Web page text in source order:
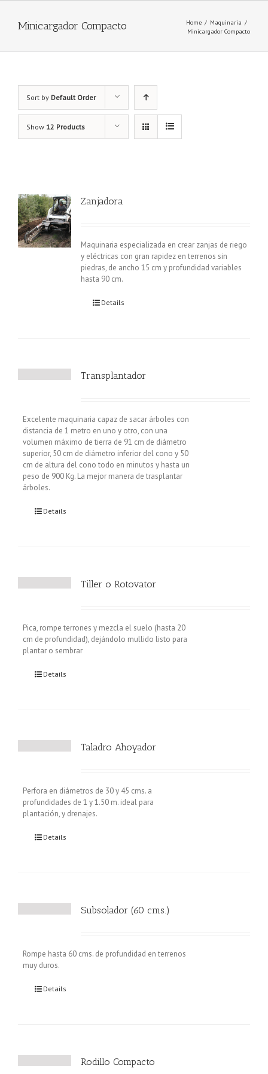
Minicargador Compacto Home / Maquinaria /
Minicargador Compacto
Sort by Default Order
Show 12 Products
Zanjadora
Maquinaria especializada en crear zanjas de riego
y eléctricas con gran rapidez en terrenos sin
piedras, de ancho 15 cm y profundidad variables
hasta 90 cm.
Details
Transplantador
Excelente maquinaria capaz de sacar árboles con
distancia de 1 metro en uno y otro, con una
volumen máximo de tierra de 91 cm de diámetro
superior, 50 cm de diámetro inferior del cono y 50
cm de altura del cono todo en minutos y hasta un
peso de 900 Kg. La mejor manera de trasplantar
árboles.
Details
Tiller o Rotovator
Pica, rompe terrones y mezcla el suelo (hasta 20
cm de profundidad), dejándolo mullido listo para
plantar o sembrar
Details
Taladro Ahoyador
Perfora en diámetros de 30 y 45 cms. a
profundidades de 1 y 1.50 m. ideal para
plantación, y drenajes.
Details
Subsolador (60 cms.)
Rompe hasta 60 cms. de profundidad en terrenos
muy duros.
Details
Rodillo Compacto